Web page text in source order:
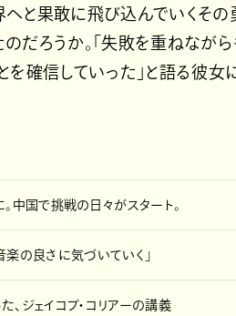
へと果敢に飛び込んでいくそ
だろうか。「失敗を重ねなが
を確信していった」と語る彼女
中国で挑戦の日々がスタート。
楽の良さに気づいていく」
ジェイコブ・コリアーの講義